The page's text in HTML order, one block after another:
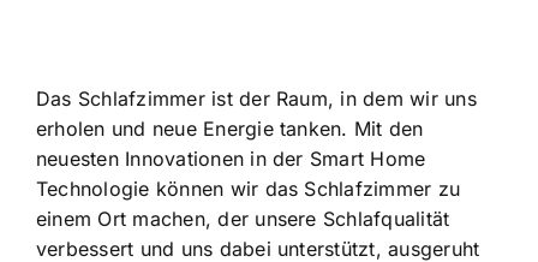
Das Schlafzimmer ist der Raum, in dem wir uns
erholen und neue Energie tanken. Mit den
neuesten Innovationen in der Smart Home
Technologie können wir das Schlafzimmer zu
einem Ort machen, der unsere Schlafqualität
verbessert und uns dabei unterstützt, ausgeruht